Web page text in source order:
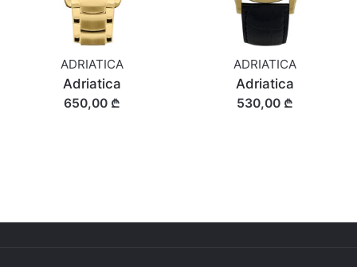
ADRIATICA
Adriatica
650,00 ₾
ADRIATICA
Adriatica
530,00 ₾